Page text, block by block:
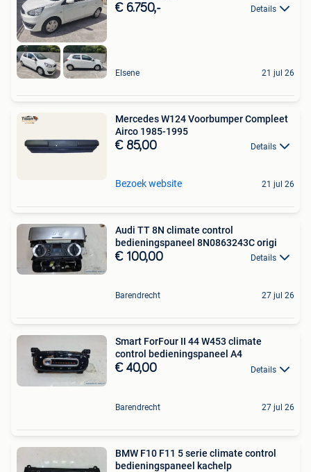
€ 6.750,- Details
Elsene 21 jul 26
Mercedes W124 Voorbumper Compleet
Airco 1985-1995
€ 85,00 Details
Bezoek website 21 jul 26
Audi TT 8N climate control
bedieningspaneel 8N0863243C origi
€ 100,00 Details
Barendrecht 27 jul 26
Smart ForFour II 44 W453 climate
control bedieningspaneel A4
€ 40,00 Details
Barendrecht 27 jul 26
BMW F10 F11 5 serie climate control
bedieningspaneel kachelp